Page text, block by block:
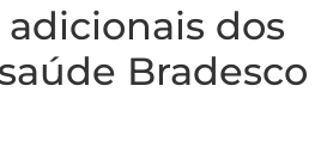
dos
Bradesco